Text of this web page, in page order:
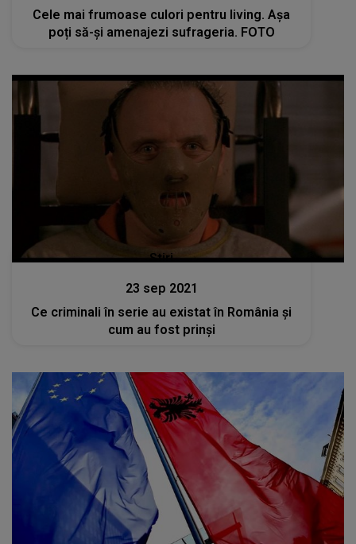
Cele mai frumoase culori pentru living. Așa
poți să-și amenajezi sufrageria. FOTO
Stiri
23 sep 2021
Ce criminali în serie au existat în România și
cum au fost prinși